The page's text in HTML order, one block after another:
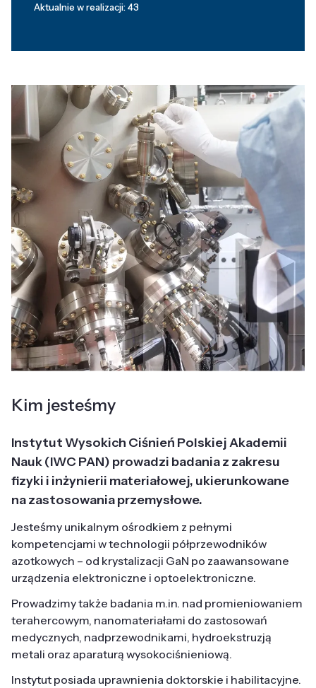
Aktualnie w realizacji: 43
Kim jesteśmy
Instytut Wysokich Ciśnień Polskiej Akademii
Nauk (IWC PAN) prowadzi badania z zakresu
fizyki i inżynierii materiałowej, ukierunkowane
na zastosowania przemysłowe.
Jesteśmy unikalnym ośrodkiem z pełnymi
kompetencjami w technologii półprzewodników
azotkowych – od krystalizacji GaN po zaawansowane
urządzenia elektroniczne i optoelektroniczne.
Prowadzimy także badania m.in. nad promieniowaniem
terahercowym, nanomateriałami do zastosowań
medycznych, nadprzewodnikami, hydroekstruzją
metali oraz aparaturą wysokociśnieniową.
Instytut posiada uprawnienia doktorskie i habilitacyjne.